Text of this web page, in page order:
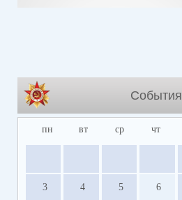
События
пн вт ср чт
3 4 5 6